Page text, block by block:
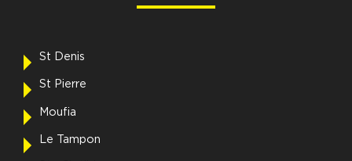
St Denis
St Pierre
Moufia
Le Tampon